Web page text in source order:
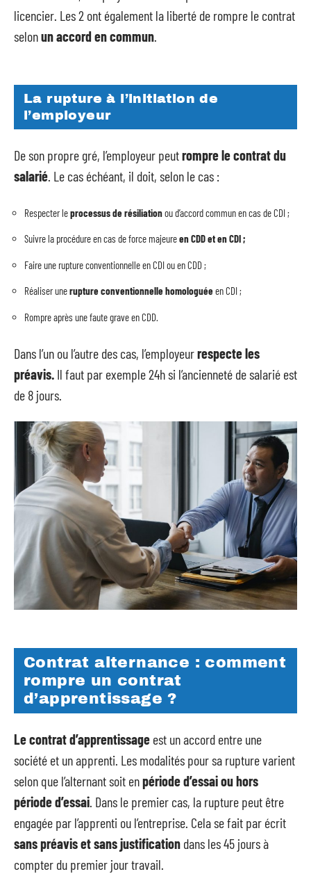
licencier. Les 2 ont également la liberté de rompre le contrat
selonun accord en commun.
La rupture à l’initiation de
l’employeur
De son propre gré, l’employeur peutrompre le contrat du
salarié. Le cas échéant, il doit, selon le cas :
Respecter leprocessus de résiliationou d’accord commun en cas de CDI ;
Suivre la procédure en cas de force majeureen CDD et en CDI ;
Faire une rupture conventionnelle en CDI ou en CDD ;
Réaliser uneruptureconventionnelle homologuéeen CDI ;
Rompre après une faute grave en CDD.
Dans l’un ou l’autre des cas, l’employeurrespecte les
préavis. Il faut par exemple 24h si l’ancienneté de salarié est
de 8 jours.
Contrat alternance : comment
rompre un contrat
d’apprentissage ?
Le contrat d’apprentissage est un accord entre une
société et un apprenti. Les modalités pour sa rupture varient
selon que l’alternant soit enpériode d’essai ou hors
période d’essai. Dans le premier cas, la rupture peut être
engagée par l’apprenti ou l’entreprise. Cela se fait par écrit
sans préavis et sans justification dans les 45 jours à
compter du premier jour travail.